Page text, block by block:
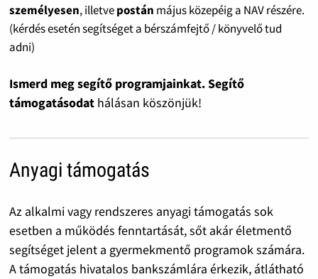
személyesen, illetvepostán május közepéig a NAV részére.
(kérdés esetén segítséget a bérszámfejtő / könyvelő tud
adni)
Ismerd meg segítő programjainkat. Segítő
támogatásodat hálásan köszönjük!
Anyagi támogatás
Az alkalmi vagy rendszeres anyagi támogatás sok
esetben a működés fenntartását, sőt akár életmentő
segítséget jelent a gyermekmentő programok számára.
A támogatás hivatalos bankszámlára érkezik, átlátható